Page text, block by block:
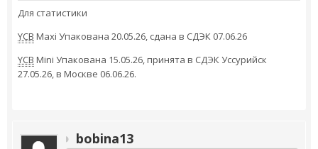
Для статистики
YCB Maxi Упакована 20.05.26, сдана в СДЭК 07.06.26
YCB Mini Упакована 15.05.26, принята в СДЭК Уссурийск
27.05.26, в Москве 06.06.26.
bobina13